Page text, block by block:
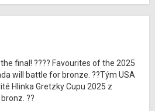
final! ???? Favourites of the 2025
will battle for bronze. ??Tým USA
Hlinka Gretzky Cupu 2025 z
??